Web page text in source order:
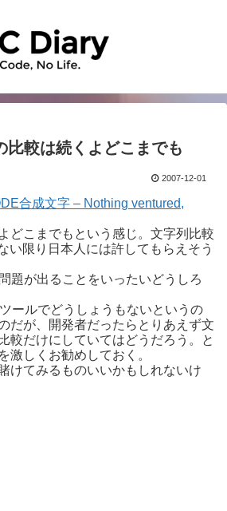
比較は続くよどこまでも
2007-12-01
合成文字 – Nothing ventured,
どこまでもという感じ。文字列比較
い限り日本人には許してもらえそう
題が出ることをいったいどうしろ
ールでどうしょうもないというの
だが、開発者だったらとりあえず文
較だけにしていてはどうだろう。と
激しくお勧めしておく。
けてみるものいいかもしれないけ